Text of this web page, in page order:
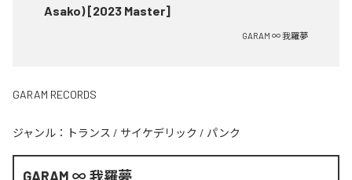
Asako) [2023 Master]
GARAM ∞ 我羅夢
GARAM RECORDS
ジャンル： トランス / サイケデリック / パンク
GARAM ∞ 我羅夢